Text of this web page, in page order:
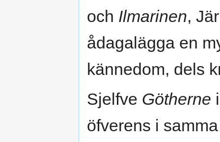
och Ilmarinen,
ådagalägga en
kännedom, dels
Sjelfve Götherne
öfverens i